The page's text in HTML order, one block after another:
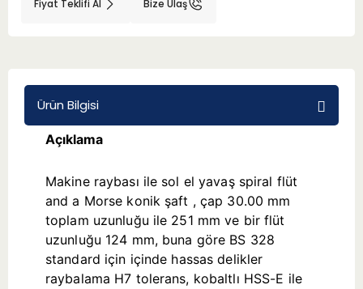
Adaptörler
Aksesuarlar
Fiyat Teklifi Al Bize Ulaş
Ürün Bilgisi
Açıklama
Makine raybası ile sol el yavaş spiral flüt
and a Morse konik şaft , çap 30.00 mm
toplam uzunluğu ile 251 mm ve bir flüt
uzunluğu 124 mm, buna göre BS 328
standard için içinde hassas delikler
raybalama H7 tolerans, kobaltlı HSS-E ile